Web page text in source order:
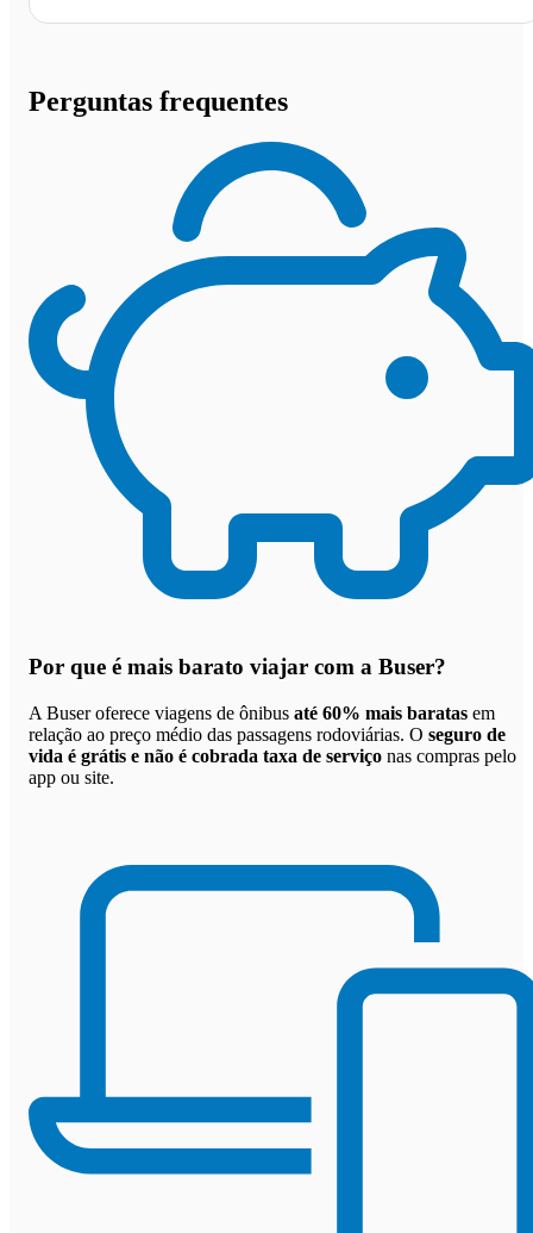
Perguntas frequentes
Por que é mais barato viajar com a Buser?
A Buser oferece viagens de ônibus até 60% mais baratas em
relação ao preço médio das passagens rodoviárias. O seguro de
vida é grátis e não é cobrada taxa de serviço nas compras pelo
app ou site.